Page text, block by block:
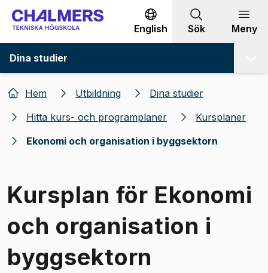
Gå till innehållet
English Sök Meny
Dina studier
Hem Utbildning
Dina studier
Hitta kurs- och programplaner
Kursplaner
Ekonomi och organisation i byggsektorn
Kursplan för Ekonomi
och organisation i
byggsektorn